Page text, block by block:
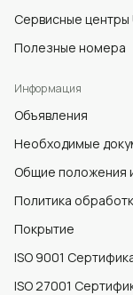
Сервисные центры
Полезные номера
Информация
Объявления
Необходимые
Общие положения
Политика
Покрытие
ISO 9001
ISO 27001